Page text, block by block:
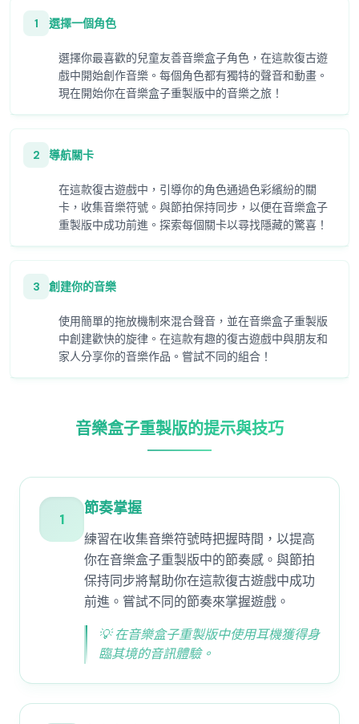
1 選擇一個角色
選擇你最喜歡的兒童友善音樂盒子角色，在這款復古遊
戲中開始創作音樂。每個角色都有獨特的聲音和動畫。
現在開始你在音樂盒子重製版中的音樂之旅！
2 導航關卡
在這款復古遊戲中，引導你的角色通過色彩繽紛的關
卡，收集音樂符號。與節拍保持同步，以便在音樂盒子
重製版中成功前進。探索每個關卡以尋找隱藏的驚喜！
3 創建你的音樂
使用簡單的拖放機制來混合聲音，並在音樂盒子重製版
中創建歡快的旋律。在這款有趣的復古遊戲中與朋友和
家人分享你的音樂作品。嘗試不同的組合！
音樂盒子重製版的提示與技巧
1
節奏掌握
練習在收集音樂符號時把握時間，以提高
你在音樂盒子重製版中的節奏感。與節拍
保持同步將幫助你在這款復古遊戲中成功
前進。嘗試不同的節奏來掌握遊戲。
💡在音樂盒子重製版中使用耳機獲得身
臨其境的音訊體驗。